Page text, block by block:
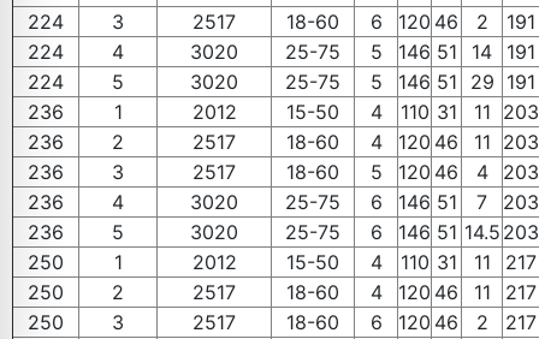
224
3 2517 18-60 6 120 46 2
191
224
4 3020 25-75 5 146 51 14
191
224
5 3020 25-75 5 146 51 29 191
236
1 2012 15-50 4 110 31 11 203
236
2 2517 18-60 4 120 46 11 203
236
3 2517 18-60 5 120 46 4
203
236
4 3020 25-75 6 146 51 7
203
236
5 3020 25-75 6 146 51 14.5 203
250
1 2012 15-50 4 110 31 11
217
250
2 2517 18-60 4 120 46 11
217
250
3 2517 18-60 6 120 46 2
217